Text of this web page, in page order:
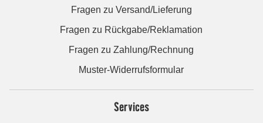
Fragen zu Versand/Lieferung
Fragen zu Rückgabe/Reklamation
Fragen zu Zahlung/Rechnung
Muster-Widerrufsformular
Services